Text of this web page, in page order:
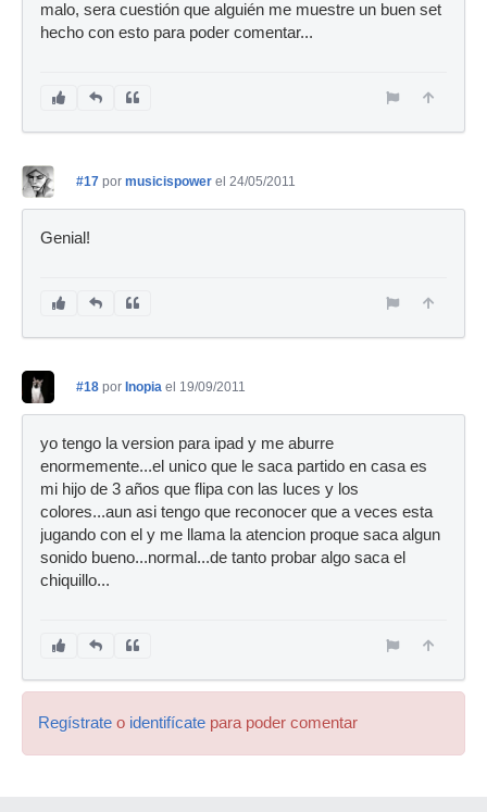
malo, sera cuestión que alguién me muestre un buen set
hecho con esto para poder comentar...
#17 por musicispower el 24/05/2011
Genial!
#18 por Inopia el 19/09/2011
yo tengo la version para ipad y me aburre
enormemente...el unico que le saca partido en casa es
mi hijo de 3 años que flipa con las luces y los
colores...aun asi tengo que reconocer que a veces esta
jugando con el y me llama la atencion proque saca algun
sonido bueno...normal...de tanto probar algo saca el
chiquillo...
Regístrate o identifícate para poder comentar